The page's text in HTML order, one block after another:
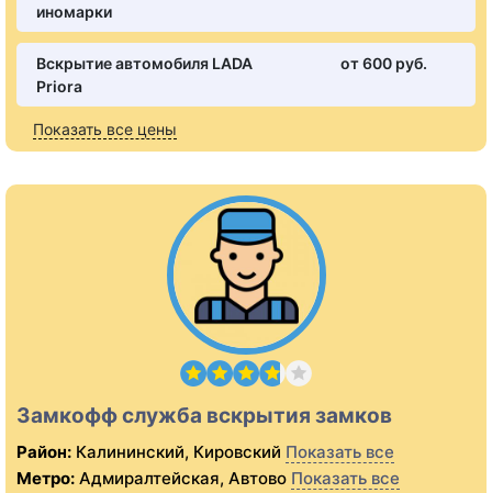
иномарки
Вскрытие автомобиля LADA
Priora
от 600 pуб.
Показать все цены
Замкофф служба вскрытия замков
Район: Калининский, Кировский Показать все
Метро: Адмиралтейская, Автово Показать все